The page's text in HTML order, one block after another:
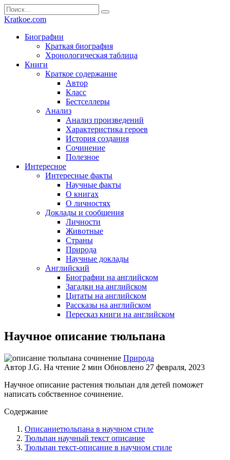
Перейти
к
Search
for:
Kratkoe.com
Биографии
Краткая биография
Хронологическая таблица
Книги
Краткое содержание
Автор
Класс
Бестселлеры
Анализ
Анализ произведений
Характеристика героев
История создания
Сочинение
Полезное
Интересное
Интересные факты
Научные факты
О книгах
О личностях
Доклады и сообщения
Личности
Животные
Страны
Природа
Научные доклады
Английский
Биографии на английском
Загадки на английском
Цитаты на английском
Рассказы на английском
Пересказ книги на английском
Научное описание тюльпана
Природа
Автор J.G. На чтение 2 мин Обновлено 27 февраля, 2023
Научное описание растения тюльпан для детей поможет
написать собственное сочинение.
Содержание
Описаниетюльпана в научном стиле
Тюльпан научный текст описание
Тюльпан текст-описание в научном стиле